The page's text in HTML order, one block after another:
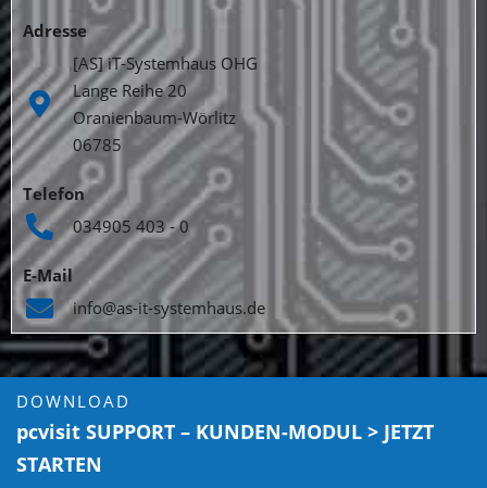
Adresse
[AS] iT-Systemhaus OHG
Lange Reihe 20
Oranienbaum-Wörlitz
06785
Telefon
034905 403 - 0
E-Mail
info@as-it-systemhaus.de
DOWNLOAD
pcvisit SUPPORT – KUNDEN-MODUL > JETZT
STARTEN